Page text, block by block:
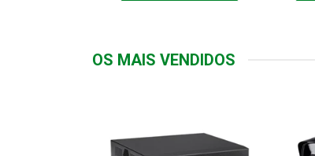
OS MAIS VENDIDOS